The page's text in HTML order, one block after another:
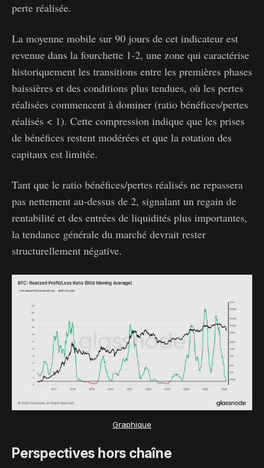
perte réalisée.
La moyenne mobile sur 90 jours de cet indicateur est
revenue dans la fourchette 1-2, une zone qui caractérise
historiquement les transitions entre les premières phases
baissières et des conditions plus tendues, où les pertes
réalisées commencent à dominer (ratio bénéfices/pertes
réalisés < 1). Cette compression indique que les prises
de bénéfices restent modérées et que la rotation des
capitaux est limitée.
Tant que le ratio bénéfices/pertes réalisés ne repassera
pas nettement au-dessus de 2, signalant un regain de
rentabilité et des entrées de liquidités plus importantes,
la tendance générale du marché devrait rester
structurellement négative.
Graphique
Perspectives hors chaîne